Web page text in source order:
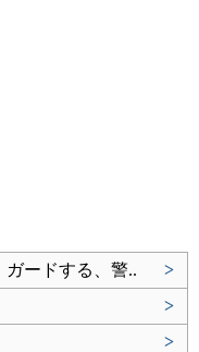
ードする、警..
>
>
>